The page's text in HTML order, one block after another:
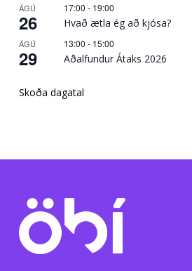
ÁGÚ
26
17:00 - 19:00
Hvað ætla ég að kjósa?
ÁGÚ
29
13:00 - 15:00
Aðalfundur Átaks 2026
Skoða dagatal